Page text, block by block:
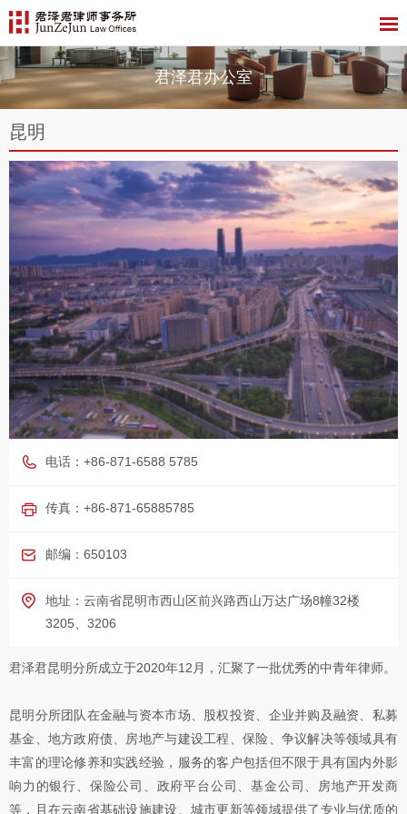
君泽君办公室
昆明
电话：+86-871-6588 5785
传真：+86-871-65885785
邮编：650103
地址：云南省昆明市西山区前兴路西山万达广场8幢32楼
3205、3206
君泽君昆明分所成立于2020年12月，汇聚了一批优秀的中青年律师。
昆明分所团队在金融与资本市场、股权投资、企业并购及融资、私募
基金、地方政府债、房地产与建设工程、保险、争议解决等领域具有
丰富的理论修养和实践经验，服务的客户包括但不限于具有国内外影
响力的银行、保险公司、政府平台公司、基金公司、房地产开发商
等，且在云南省基础设施建设、城市更新等领域提供了专业与优质的